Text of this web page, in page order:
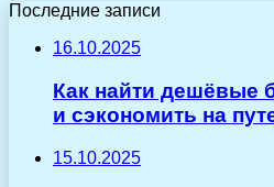
Последние записи
16.10.2025
Как найти дешёвые
и сэкономить на
15.10.2025